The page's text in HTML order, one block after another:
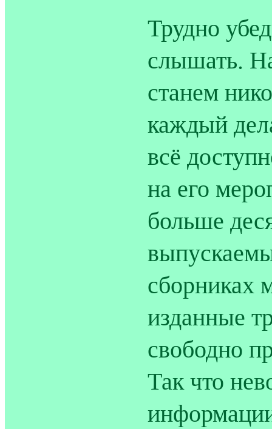
Трудно
слышать.
станем
каждый
всё
на его
больше
сборниках
изданные
свободно
Так что